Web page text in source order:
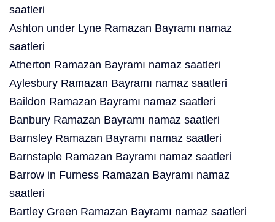
saatleri
Ashton under Lyne Ramazan Bayramı namaz
saatleri
Atherton Ramazan Bayramı namaz saatleri
Aylesbury Ramazan Bayramı namaz saatleri
Baildon Ramazan Bayramı namaz saatleri
Banbury Ramazan Bayramı namaz saatleri
Barnsley Ramazan Bayramı namaz saatleri
Barnstaple Ramazan Bayramı namaz saatleri
Barrow in Furness Ramazan Bayramı namaz
saatleri
Bartley Green Ramazan Bayramı namaz saatleri